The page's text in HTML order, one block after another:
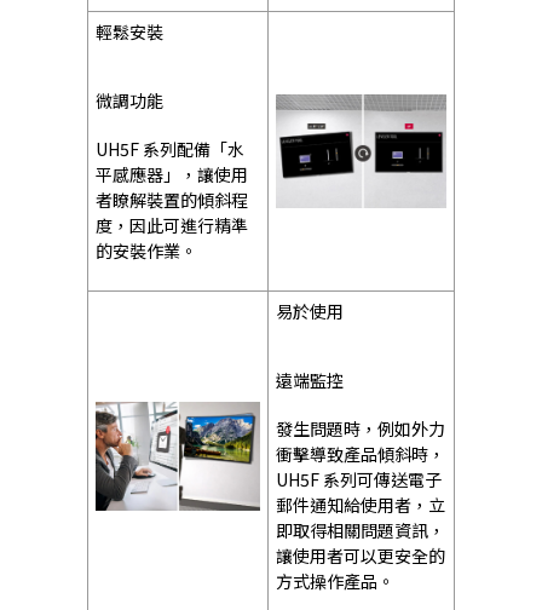
輕鬆安裝
微調功能
UH5F 系列配備「水
平感應器」，讓使用
者瞭解裝置的傾斜程
度，因此可進行精準
的安裝作業。
易於使用
遠端監控
發生問題時，例如外力
衝擊導致產品傾斜時，
UH5F 系列可傳送電子
郵件通知給使用者，立
即取得相關問題資訊，
讓使用者可以更安全的
方式操作產品。